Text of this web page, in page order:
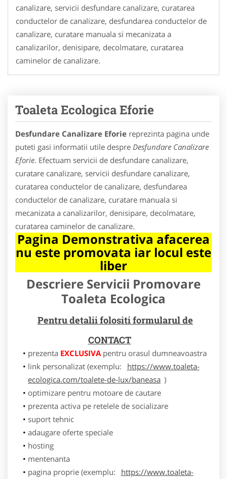
canalizare, servicii desfundare canalizare, curatarea
conductelor de canalizare, desfundarea conductelor de
canalizare, curatare manuala si mecanizata a
canalizarilor, denisipare, decolmatare, curatarea
caminelor de canalizare.
Toaleta Ecologica Eforie
Desfundare Canalizare Eforie reprezinta pagina unde
puteti gasi informatii utile despre Desfundare Canalizare
Eforie. Efectuam servicii de desfundare canalizare,
curatare canalizare, servicii desfundare canalizare,
curatarea conductelor de canalizare, desfundarea
conductelor de canalizare, curatare manuala si
mecanizata a canalizarilor, denisipare, decolmatare,
curatarea caminelor de canalizare.
Pagina Demonstrativa afacerea
nu este promovata iar locul este
liber
Descriere Servicii Promovare
Toaleta Ecologica
Pentru detalii folositi formularul de
CONTACT
prezenta EXCLUSIVApentru orasul dumneavoastra
link personalizat (exemplu:
https://www.toaleta-
ecologica.com/toalete-de-lux/baneasa )
optimizare pentru motoare de cautare
prezenta activa pe retelele de socializare
suport tehnic
adaugare oferte speciale
hosting
mentenanta
pagina proprie (exemplu:
https://www.toaleta-